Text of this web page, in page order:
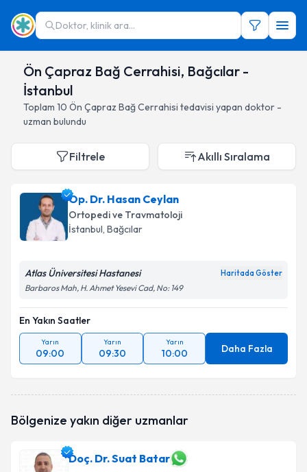
Doktor, klinik ara...
Ön Çapraz Bağ Cerrahisi, Bağcılar -
İstanbul
Toplam 10 Ön Çapraz Bağ Cerrahisi tedavisi yapan doktor -
uzman bulundu
Filtrele Akıllı Sıralama
Op. Dr. Hasan Ceylan
Ortopedi ve Travmatoloji
İstanbul, Bağcılar
Atlas Üniversitesi Hastanesi Haritada Göster
Barbaros Mah, H. Ahmet Yesevi Cad, No: 149
En Yakın Saatler
Yarın
09:00
Yarın
09:30
Yarın
10:00 Daha Fazla
Bölgenize yakın diğer uzmanlar
Doç. Dr. Suat Batar